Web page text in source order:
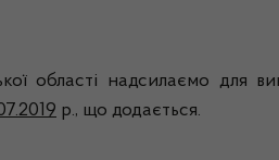
області надсилаємо для
р., що додається.